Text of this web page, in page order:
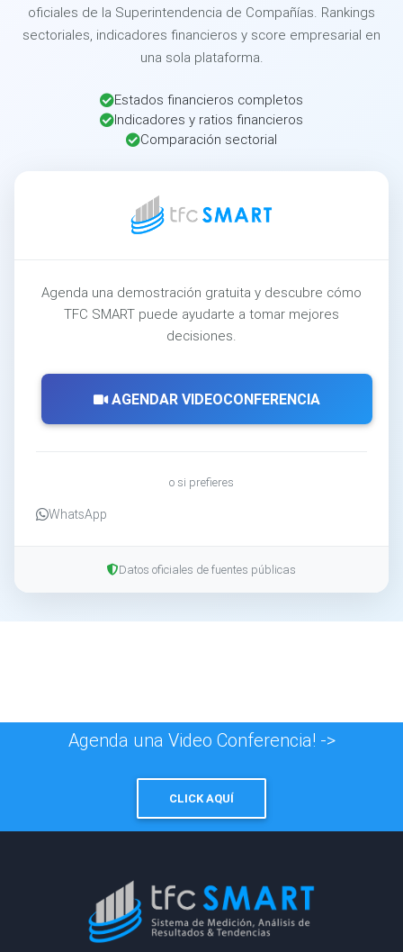
oficiales de la Superintendencia de Compañías. Rankings
sectoriales, indicadores financieros y score empresarial en
una sola plataforma.
Estados financieros completos
Indicadores y ratios financieros
Comparación sectorial
Agenda una demostración gratuita y descubre cómo
TFC SMART puede ayudarte a tomar mejores
decisiones.
AGENDAR VIDEOCONFERENCIA
o si prefieres
WhatsApp
Datos oficiales de fuentes públicas
Agenda una Video Conferencia! ->
CLICK AQUÍ